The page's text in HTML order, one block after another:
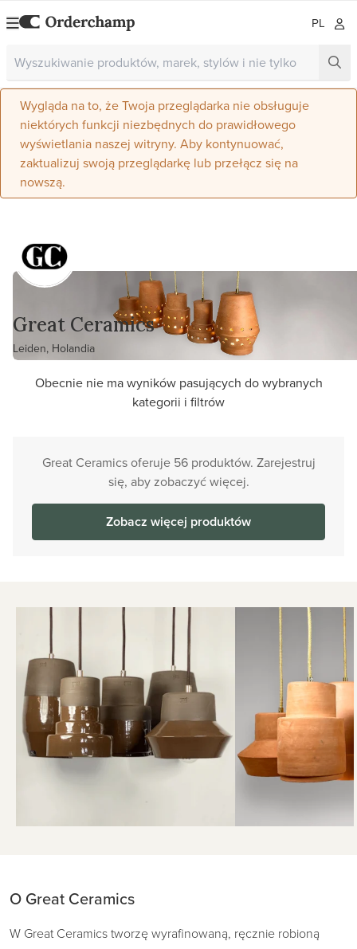
PL
Wygląda na to, że Twoja przeglądarka nie obsługuje
niektórych funkcji niezbędnych do prawidłowego
wyświetlania naszej witryny. Aby kontynuować,
zaktualizuj swoją przeglądarkę lub przełącz się na
nowszą.
Great Ceramics
Leiden, Holandia
Obecnie nie ma wyników pasujących do wybranych
kategorii i filtrów
Great Ceramics oferuje 56 produktów. Zarejestruj
się, aby zobaczyć więcej.
Zobacz więcej produktów
O Great Ceramics
W Great Ceramics tworzę wyrafinowaną, ręcznie robioną